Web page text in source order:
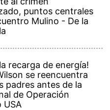
puntos centrales
Mulino - De la
recarga de energía!
se reencuentra
padres antes de la
de Operación
USA